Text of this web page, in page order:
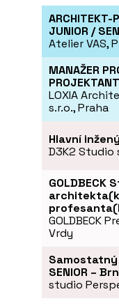
ARCHITEKT-
JUNIOR /
Atelier VAS,
MANAŽER
PROJEKTANT
LOXIA
s.r.o., Praha
Hlavní
D3K2 Studio
GOLDBECK
GOLDBECK
Vrdy
SENIOR –
studio